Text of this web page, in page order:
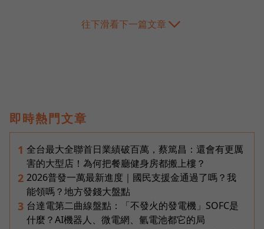
往下滑看下一篇文章
即時熱門文章
1 全台最大全聯首日業績破百萬，蔡篤昌：還會有更厲
害的大型店！為何把餐廳健身房都搬上樓？
2 2026普發一萬最新進度｜國民支援金通過了嗎？我
能領嗎？地方發錢大盤點
3 台達電第二曲線盤點：「不發火的發電機」SOFC是
什麼？AI機器人、微電網、氫電池都它的局